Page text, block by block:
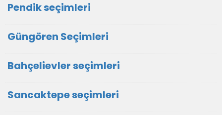
Pendik seçimleri
Güngören Seçimleri
Bahçelievler seçimleri
Sancaktepe seçimleri